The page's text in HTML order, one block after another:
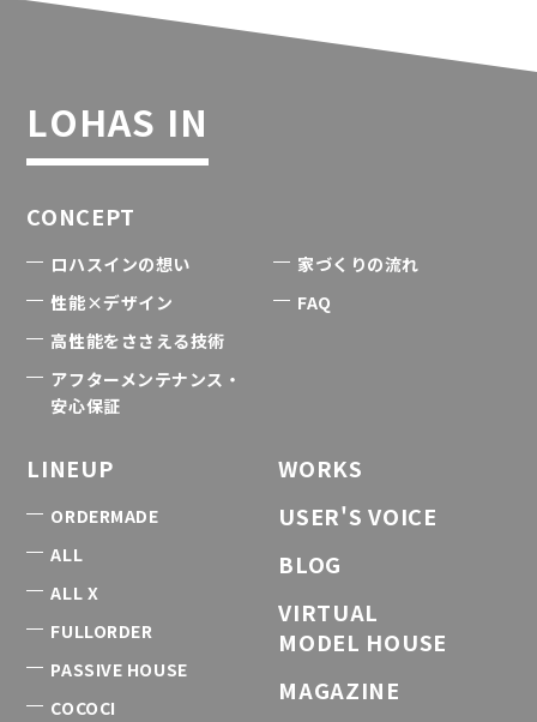
LOHAS IN
CONCEPT
ロハスインの想い
性能×デザイン
高性能をささえる技術
アフターメンテナンス・
安心保証
家づくりの流れ
FAQ
LINEUP
ORDERMADE
ALL
ALL X
FULLORDER
PASSIVE HOUSE
COCOCI
WORKS
USER'S VOICE
BLOG
VIRTUAL
MODEL HOUSE
MAGAZINE